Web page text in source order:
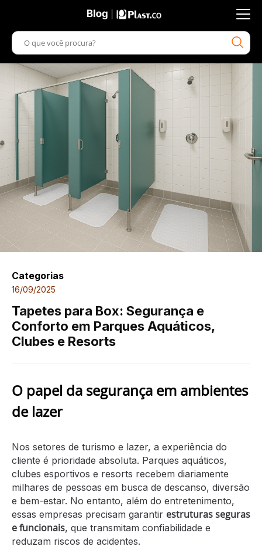
Categorias
16/09/2025
Tapetes para Box: Segurança e
Conforto em Parques Aquáticos,
Clubes e Resorts
O papel da segurança em ambientes
de lazer
Nos setores de turismo e lazer, a experiência do
cliente é prioridade absoluta. Parques aquáticos,
clubes esportivos e resorts recebem diariamente
milhares de pessoas em busca de descanso, diversão
e bem-estar. No entanto, além do entretenimento,
essas empresas precisam garantir estruturas seguras
e funcionais, que transmitam confiabilidade e
reduzam riscos de acidentes.